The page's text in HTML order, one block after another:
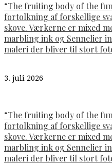
“The fruiting body of the
fortolkning af forskellige
skove. Værkerne er mixed
marbling ink og Sennelier
maleri der bliver til stort
3. juli 2026
“The fruiting body of the
fortolkning af forskellige
skove. Værkerne er mixed
marbling ink og Sennelier
maleri der bliver til stort